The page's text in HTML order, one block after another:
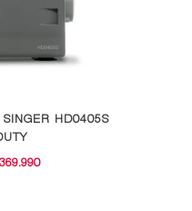
HD0405S
EL